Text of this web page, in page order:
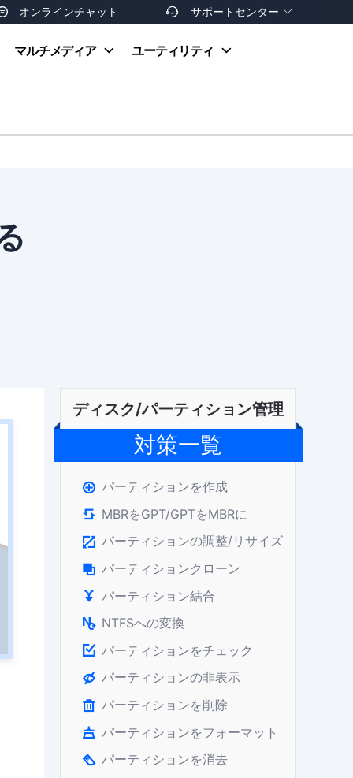
オンラインチャット  サポートセンター 
お支払い方法
マルチメディア ユーティリティ
ディスク/パーティション管理
対策一覧
 パーティションを作成
 MBRをGPT/GPTをMBRに
 パーティションの調整/リサイズ
 パーティションクローン
 パーティション結合
 NTFSへの変換
 パーティションをチェック
 パーティションの非表示
 パーティションを削除
 パーティションをフォーマット
 パーティションを消去